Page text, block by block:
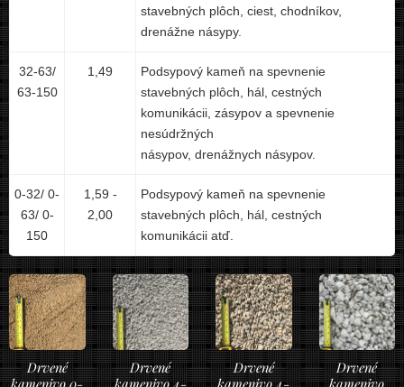
stavebných plôch, ciest, chodníkov,
drenážne násypy.
32-63/
63-150
1,49
Podsypový kameň na spevnenie
stavebných plôch, hál, cestných
komunikácii, zásypov a spevnenie
nesúdržných
násypov, drenážnych násypov.
0-32/ 0-
63/ 0-
150
1,59 -
2,00
Podsypový kameň na spevnenie
stavebných plôch, hál, cestných
komunikácii atď.
Drvené
Drvené
Drvené
Drvené